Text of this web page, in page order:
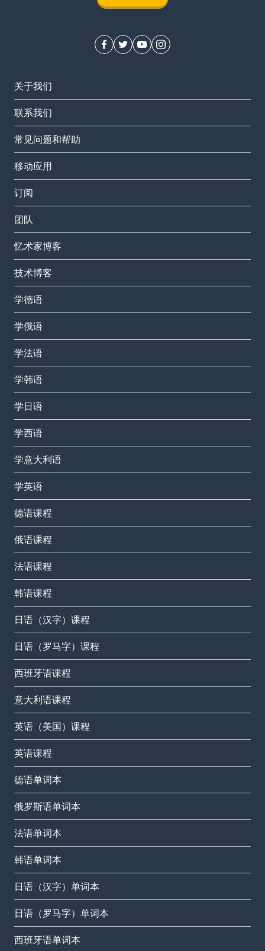
关于我们
联系我们
常见问题和帮助
移动应用
订阅
团队
忆术家博客
技术博客
学德语
学俄语
学法语
学韩语
学日语
学西语
学意大利语
学英语
德语课程
俄语课程
法语课程
韩语课程
日语（汉字）课程
日语（罗马字）课程
西班牙语课程
意大利语课程
英语（美国）课程
英语课程
德语单词本
俄罗斯语单词本
法语单词本
韩语单词本
日语（汉字）单词本
日语（罗马字）单词本
西班牙语单词本